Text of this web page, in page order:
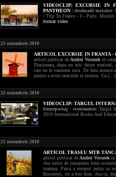
VIDEOCLIP:
EXCURSIE IN
PANTHEON| destinatii turistice:
/ Trip To France - 6 - Paris: Moulin
format video
23 noiembrie 2010
ARTICOL EXCURSIE IN FRANTA
articol publicat de Andrei Vocurekin
Dimineata, dupa un mic dejun
care nu le vazusem inca. De data
pentru a evita ratacirile la metrou. Ga
22 noiembrie 2010
VIDEOCLIP: TARGUL
fotoreportaj - evenimente: Targul
2010 International Books And
21 noiembrie 2010
ARTICOL TRASEU MTB
articol publicat de Andrei Vocurekin
Am trecut de jumatatea lunii
toamna. Parca a inceput putin sa
Bucuresti, tot a fost bine. Asa ca,